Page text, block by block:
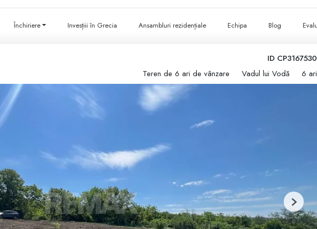
Închiriere Invesțiii în Grecia Ansambluri rezidențiale Echipa Blog
ID CP3167530
Teren de 6 ari de vânzare Vadul lui Vodă 6 ari
Next